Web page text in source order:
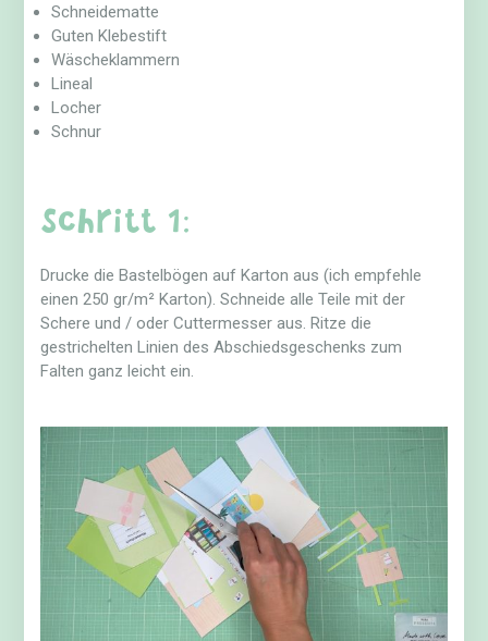
Schneidematte
Guten Klebestift
Wäscheklammern
Lineal
Locher
Schnur
Schritt 1:
Drucke die Bastelbögen auf Karton aus (ich empfehle
einen 250 gr/m² Karton). Schneide alle Teile mit der
Schere und / oder Cuttermesser aus. Ritze die
gestrichelten Linien des Abschiedsgeschenks zum
Falten ganz leicht ein.